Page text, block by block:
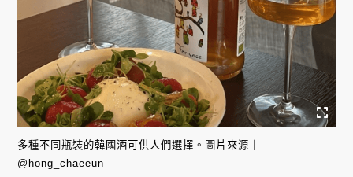
多種不同瓶裝的韓國酒可供人們選擇。圖片來源｜
@hong_chaeeun